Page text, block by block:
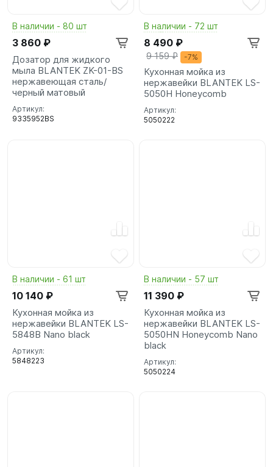
В наличии - 80 шт
3 860 ₽
Дозатор для жидкого
мыла BLANTEK ZK-01-BS
нержавеющая сталь/
черный матовый
Артикул:
9335952BS
В наличии - 72 шт
8 490 ₽
9 159 ₽ -7%
Кухонная мойка из
нержавейки BLANTEK LS-
5050H Honeycomb
Артикул:
5050222
В наличии - 61 шт
10 140 ₽
Кухонная мойка из
нержавейки BLANTEK LS-
5848B Nano black
Артикул:
5848223
В наличии - 57 шт
11 390 ₽
Кухонная мойка из
нержавейки BLANTEK LS-
5050HN Honeycomb Nano
black
Артикул:
5050224